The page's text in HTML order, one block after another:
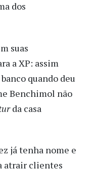
dos
suas
a XP: assim
quando deu
Benchimol não
da casa
já tenha nome e
atrair clientes